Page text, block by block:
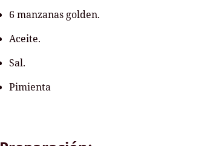
6 manzanas golden.
Aceite.
Sal.
Pimienta